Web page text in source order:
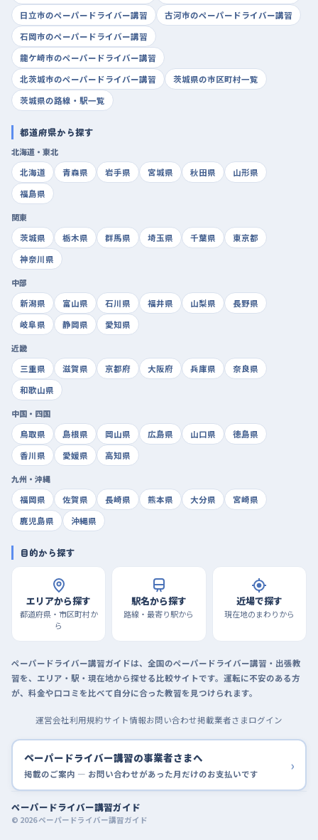
日立市のペーパードライバー講習
古河市のペーパードライバー講習
石岡市のペーパードライバー講習
龍ケ崎市のペーパードライバー講習
北茨城市のペーパードライバー講習
茨城県の市区町村一覧
茨城県の路線・駅一覧
都道府県から探す
北海道・東北
北海道
青森県 岩手県 宮城県 秋田県
山形県
福島県
関東
茨城県
栃木県 群馬県 埼玉県 千葉県
東京都
神奈川県
中部
新潟県
富山県 石川県 福井県 山梨県
長野県
岐阜県
静岡県 愛知県
近畿
三重県
滋賀県 京都府 大阪府 兵庫県
奈良県
和歌山県
中国・四国
鳥取県
島根県 岡山県 広島県 山口県
徳島県
香川県
愛媛県 高知県
九州・沖縄
福岡県
佐賀県 長崎県 熊本県 大分県
宮崎県
鹿児島県
沖縄県
目的から探す
エリアから探す
都道府県・市区町村か
ら
駅名から探す
路線・最寄り駅から
近場で探す
現在地のまわりから
ペーパードライバー講習ガイドは、全国のペーパードライバー講習・出張教
習を、エリア・駅・現在地から探せる比較サイトです。運転に不安のある方
が、料金や口コミを比べて自分に合った教習を見つけられます。
運営会社利用規約サイト情報お問い合わせ掲載業者さまログイン
ペーパードライバー講習の事業者さまへ
掲載のご案内 — お問い合わせがあった月だけのお支払いです ›
ペーパードライバー講習ガイド
© 2026 ペーパードライバー講習ガイド